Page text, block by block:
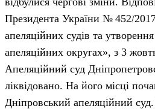
Президента України № 452/
апеляційних судів та
апеляційних округах», з 3
Апеляційний суд
ліквідовано. На його місці
Дніпровський апеляційний